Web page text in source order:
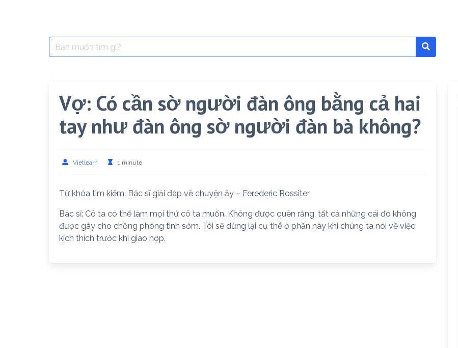
Search
for:
Vợ: Có cần sờ người đàn ông bằng cả hai
tay như đàn ông sờ người đàn bà không?
Vietlearn 1 minute
Từ khóa tìm kiếm: Bác sĩ giải đáp về chuyện ấy – Ferederic Rossiter
Bác sĩ: Cô ta có thể làm mọi thứ cô ta muốn. Không được quên rằng, tất cả những cái đó không
được gây cho chồng phóng tinh sớm. Tôi sẽ dừng lại cụ thể ở phần này khi chúng ta nói về việc
kích thích trước khi giao hợp.